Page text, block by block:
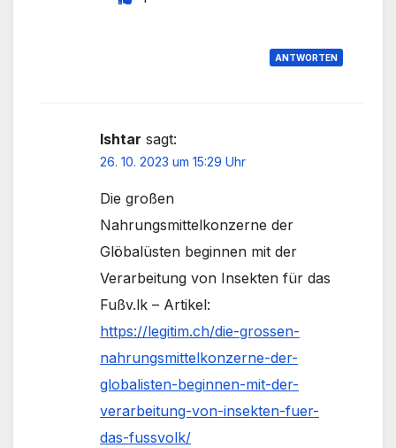
ANTWORTEN
Ishtar sagt:
26. 10. 2023 um 15:29 Uhr
Die großen
Nahrungsmittelkonzerne der
Glöbalüsten beginnen mit der
Verarbeitung von Insekten für das
Fußv.lk – Artikel:
https://legitim.ch/die-grossen-
nahrungsmittelkonzerne-der-
globalisten-beginnen-mit-der-
verarbeitung-von-insekten-fuer-
das-fussvolk/